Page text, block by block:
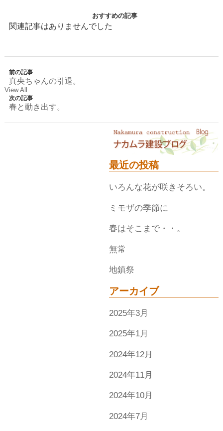
おすすめの記事
関連記事はありませんでした
前の記事
真央ちゃんの引退。
View All
次の記事
春と動き出す。
最近の投稿
いろんな花が咲きそろい。
ミモザの季節に
春はそこまで・・。
無常
地鎮祭
アーカイブ
2025年3月
2025年1月
2024年12月
2024年11月
2024年10月
2024年7月